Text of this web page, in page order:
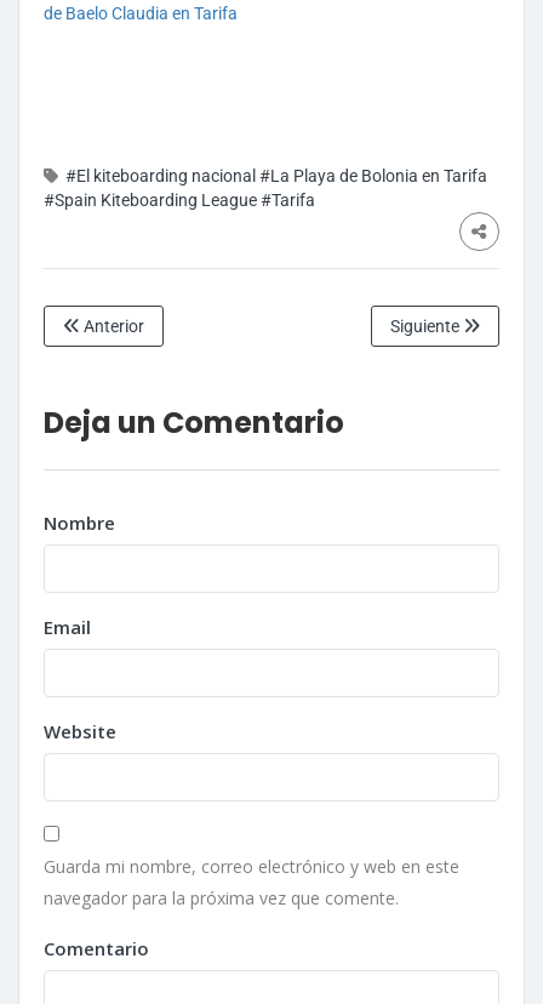
#El kiteboarding nacional #La Playa de Bolonia en Tarifa
#Spain Kiteboarding League#Tarifa
Anterior Siguiente
Deja un Comentario
Nombre
Email
Website
Guarda mi nombre, correo electrónico y web en este
navegador para la próxima vez que comente.
Comentario